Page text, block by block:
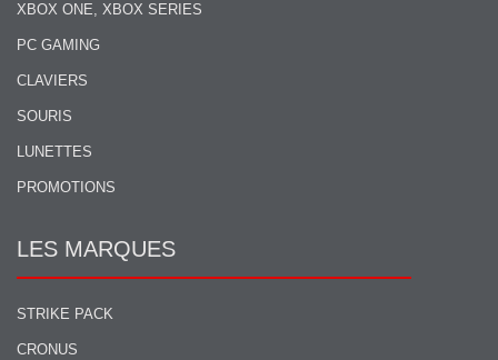
XBOX ONE, XBOX SERIES
PC GAMING
CLAVIERS
SOURIS
LUNETTES
PROMOTIONS
LES MARQUES
STRIKE PACK
CRONUS